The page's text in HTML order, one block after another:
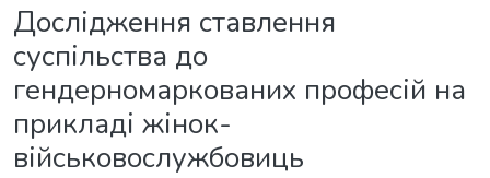
Дослідження ставлення
суспільства до
гендерномаркованих професій на
прикладі жінок-
військовослужбовиць